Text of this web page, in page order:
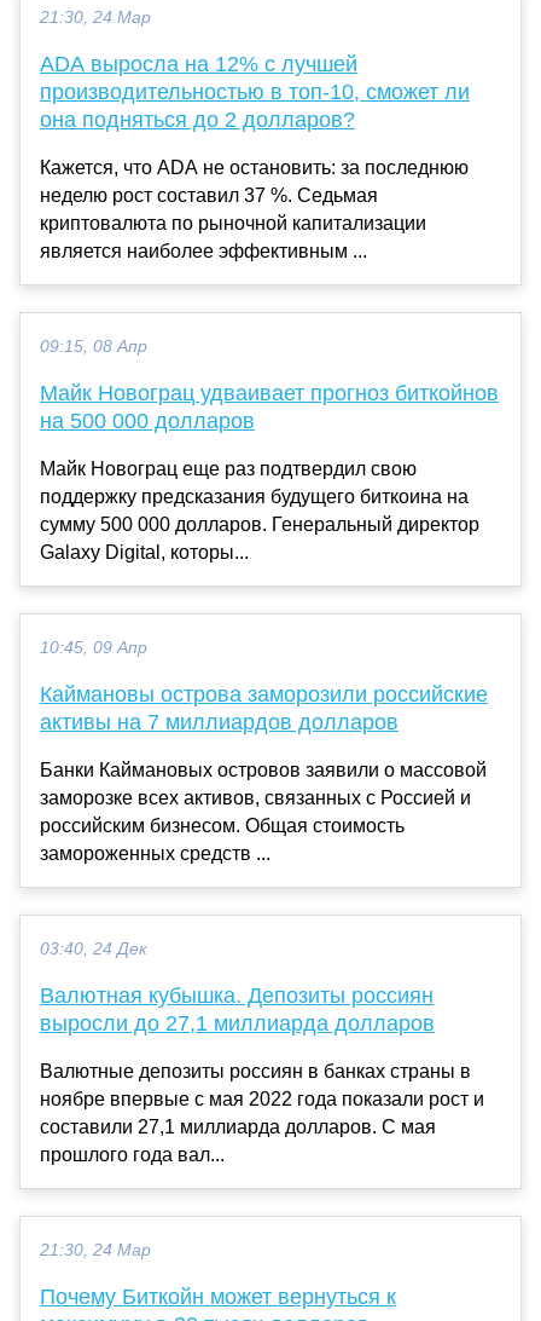
21:30, 24 Мар
ADA выросла на 12% с лучшей
производительностью в топ-10, сможет ли
она подняться до 2 долларов?
Кажется, что ADA не остановить: за последнюю
неделю рост составил 37 %. Седьмая
криптовалюта по рыночной капитализации
является наиболее эффективным ...
09:15, 08 Апр
Майк Новограц удваивает прогноз биткойнов
на 500 000 долларов
Майк Новограц еще раз подтвердил свою
поддержку предсказания будущего биткоина на
сумму 500 000 долларов. Генеральный директор
Galaxy Digital, которы...
10:45, 09 Апр
Каймановы острова заморозили российские
активы на 7 миллиардов долларов
Банки Каймановых островов заявили о массовой
заморозке всех активов, связанных с Россией и
российским бизнесом. Общая стоимость
замороженных средств ...
03:40, 24 Дек
Валютная кубышка. Депозиты россиян
выросли до 27,1 миллиарда долларов
Валютные депозиты россиян в банках страны в
ноябре впервые с мая 2022 года показали рост и
составили 27,1 миллиарда долларов. С мая
прошлого года вал...
21:30, 24 Мар
Почему Биткойн может вернуться к